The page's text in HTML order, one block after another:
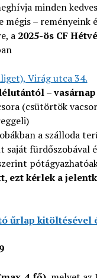
minden
– reményeink
a 2025-ös CF
Virág utca 34.
–
(csütörtök
a szálloda
saját fürdőszobával
ezt kérlek a
űrlap kitöltésével